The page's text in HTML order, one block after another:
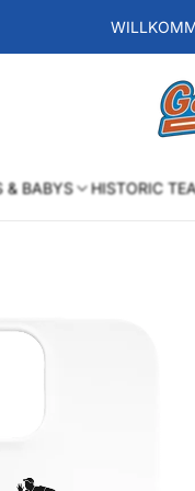
& BABYS HISTORIC